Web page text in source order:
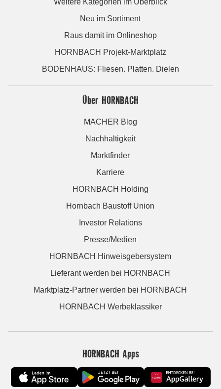
Weitere Kategorien im Überblick
Neu im Sortiment
Raus damit im Onlineshop
HORNBACH Projekt-Marktplatz
BODENHAUS: Fliesen. Platten. Dielen
Über HORNBACH
MACHER Blog
Nachhaltigkeit
Marktfinder
Karriere
HORNBACH Holding
Hornbach Baustoff Union
Investor Relations
Presse/Medien
HORNBACH Hinweisgebersystem
Lieferant werden bei HORNBACH
Marktplatz-Partner werden bei HORNBACH
HORNBACH Werbeklassiker
HORNBACH Apps